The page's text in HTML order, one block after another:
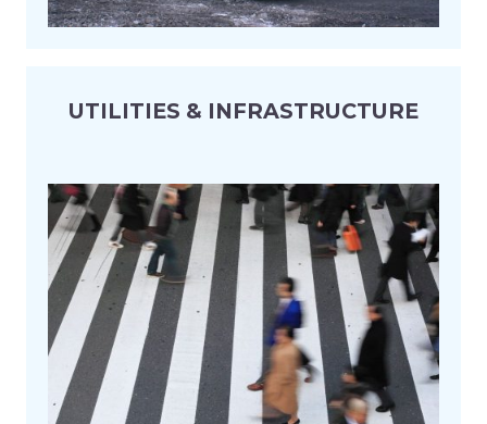
UTILITIES & INFRASTRUCTURE